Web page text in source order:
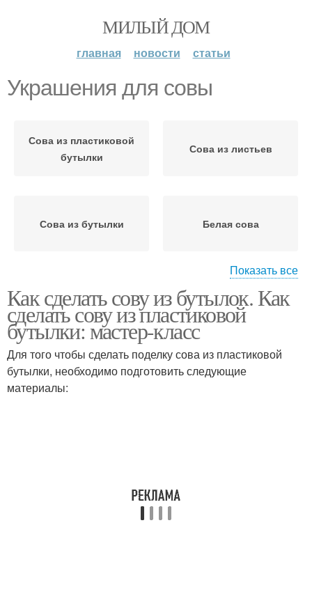
МИЛЫЙ ДОМ
главная новости статьи
Украшения для совы
Сова из пластиковой
бутылки
Сова из листьев
Сова из бутылки Белая сова
бутылок
Сова из бумаги
Сова из сердец
Сова из природного
Показать все
Как сделать сову из бутылок. Как
сделать сову из пластиковой
бутылки: мастер-класс
Для того чтобы сделать поделку сова из пластиковой
бутылки, необходимо подготовить следующие
материалы: